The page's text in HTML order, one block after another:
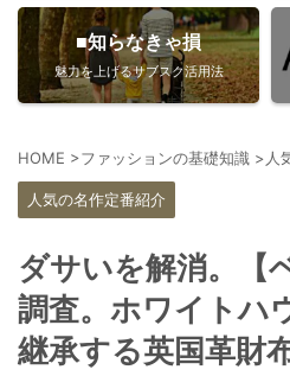
■知らなきゃ損
魅力を上げるサブスク活用法
HOME >ファッションの基礎知識 > 人
人気の名作定番紹介
ダサいを解消。【
調査。ホワイトハ
継承する英国革財